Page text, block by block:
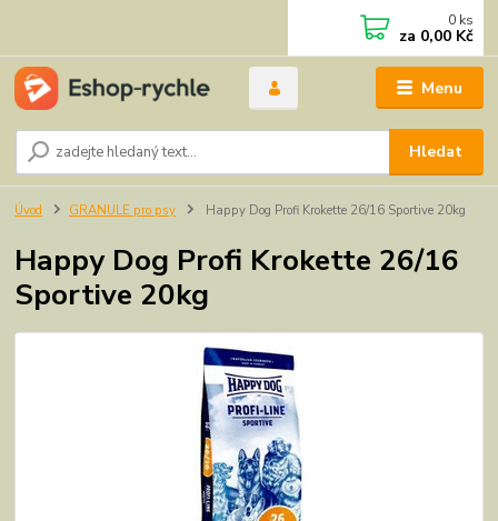
Menu
Hledat
0 ks
za 0,00 Kč
Úvod GRANULE pro psy Happy Dog Profi Krokette 26/16 Sportive 20kg
Happy Dog Profi Krokette 26/16
Sportive 20kg